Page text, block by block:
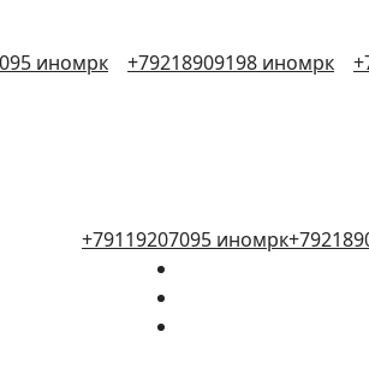
иномрк +79218909198 иномрк
+79119207095 иномрк